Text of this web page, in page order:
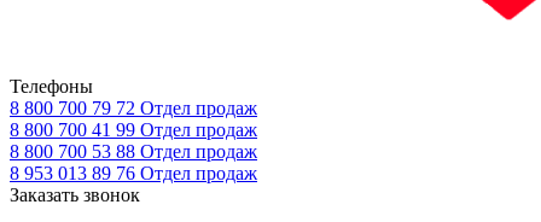
Телефоны
8 800 700 79 72 Отдел продаж
8 800 700 41 99 Отдел продаж
8 800 700 53 88 Отдел продаж
8 953 013 89 76 Отдел продаж
Заказать звонок